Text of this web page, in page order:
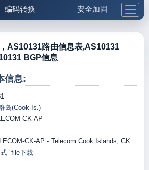
编码转换 安全加固
生活便民 更多工具
5.1支付宝大红包
AS10131路由信息表,AS10131
BGP信息
信息:
岛(Cook Is.)
CK-AP
CK-AP - Telecom Cook Islands, CK
file下载